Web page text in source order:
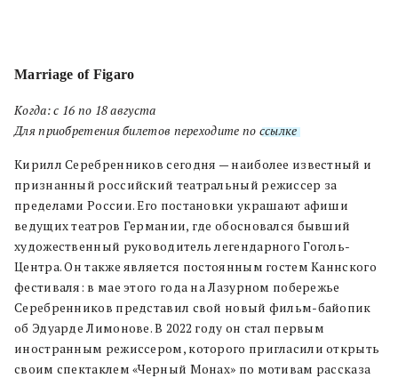
Marriage of Figaro
Когда: c 16 по 18 августа
Для приобретения билетов переходите по ссылке.
Кирилл Серебренников сегодня — наиболее известный и
признанный российский театральный режиссер за
пределами России. Его постановки украшают афиши
ведущих театров Германии, где обосновался бывший
художественный руководитель легендарного Гоголь-
Центра. Он также является постоянным гостем Каннского
фестиваля: в мае этого года на Лазурном побережье
Серебренников представил свой новый фильм-байопик
об Эдуарде Лимонове. В 2022 году он стал первым
иностранным режиссером, которого пригласили открыть
своим спектаклем «Черный Монах» по мотивам рассказа